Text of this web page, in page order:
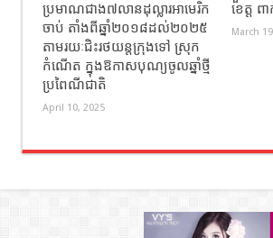
ប្រមាណជាង៧លានដុល្លារអាមេរិក
ចាប់ តាំងពីឆ្នាំ២០១៨ដល់២០២៥
តាមរយៈជិះរថយន្ដក្រុងទៅ ស្រុក
កំណើត ក្នុងឱកាសបុណ្យចូលឆ្នាំថ្មី
ប្រពៃណីជាតិ
April 10, 2025
ខេត្ត
March